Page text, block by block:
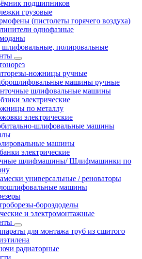
подшипников
грузовые
(пистолеты горячего воздуха)
однофазные
полировальные
ножницы ручные
машины ручные
шлифовальные машины
электрические
по металлу
электрические
шлифовальные машины
машины
электрические
шлифмашины/ Шлифмашинки по
универсальные / реноваторы
машины
бороздоделы
и электромонтажные
для монтажа труб из сшитого
радиаторные